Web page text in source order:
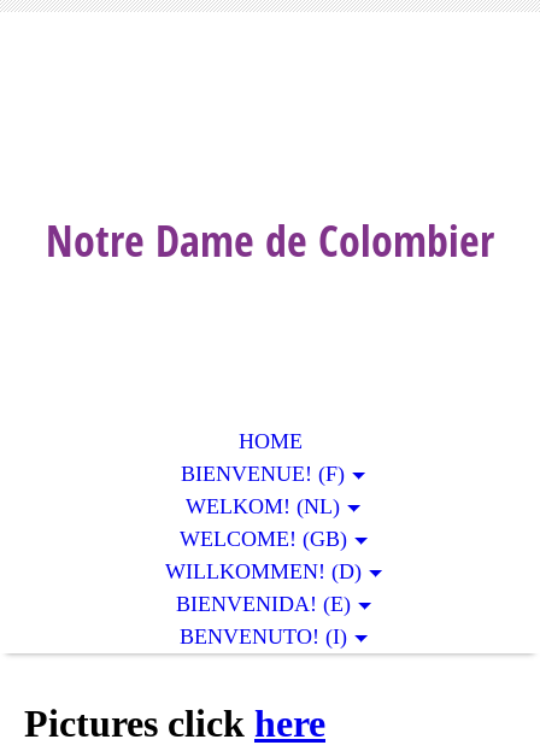
Notre Dame de Colombier
HOME
BIENVENUE! (F)
WELKOM! (NL)
WELCOME! (GB)
WILLKOMMEN! (D)
BIENVENIDA! (E)
BENVENUTO! (I)
Pictures click here